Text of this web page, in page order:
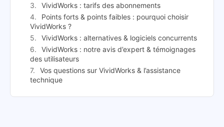
VividWorks : tarifs des abonnements
Points forts & points faibles : pourquoi choisir
VividWorks ?
VividWorks : alternatives & logiciels concurrents
VividWorks : notre avis d’expert & témoignages
des utilisateurs
Vos questions sur VividWorks & l’assistance
technique